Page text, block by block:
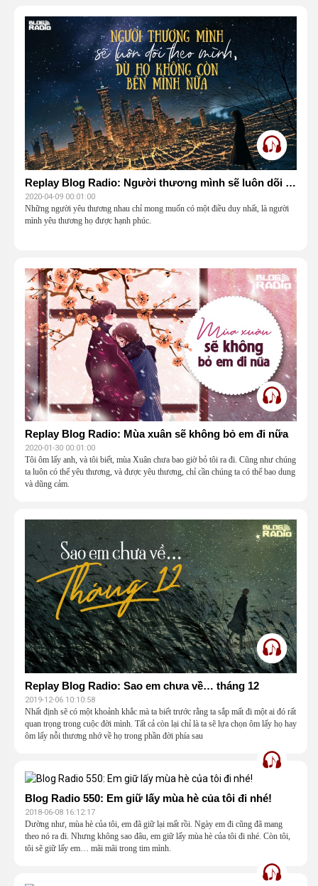
Replay Blog Radio: Người thương mình sẽ luôn dõi theo mình, dù họ không còn bên mình nữa
2020-04-09 00:01:00
Những người yêu thương nhau chỉ mong muốn có một điều duy nhất, là người
mình yêu thương họ được hạnh phúc.
Replay Blog Radio: Mùa xuân sẽ không bỏ em đi nữa
2020-01-30 00:01:00
Tôi ôm lấy anh, và tôi biết, mùa Xuân chưa bao giờ bỏ tôi ra đi. Cũng như chúng
ta luôn có thể yêu thương, và được yêu thương, chỉ cần chúng ta có thể bao dung
và dũng cảm.
Replay Blog Radio: Sao em chưa về… tháng 12
2019-12-06 10:10:58
Nhất định sẽ có một khoảnh khắc mà ta biết trước rằng ta sắp mất đi một ai đó rất
quan trọng trong cuộc đời mình. Tất cả còn lại chỉ là ta sẽ lựa chọn ôm lấy họ hay
ôm lấy nỗi thương nhớ về họ trong phần đời phía sau
Blog Radio 550: Em giữ lấy mùa hè của tôi đi nhé!
2018-06-08 16:12:17
Dường như, mùa hè của tôi, em đã giữ lại mất rồi. Ngày em đi cũng đã mang
theo nó ra đi. Nhưng không sao đâu, em giữ lấy mùa hè của tôi đi nhé. Còn tôi,
tôi sẽ giữ lấy em… mãi mãi trong tim mình.